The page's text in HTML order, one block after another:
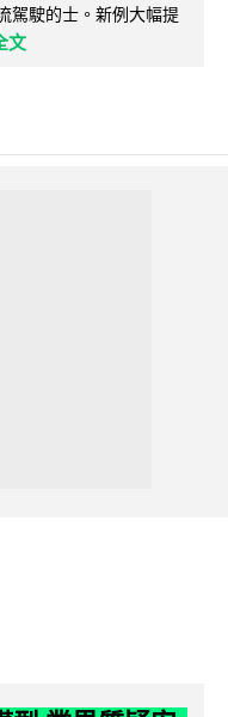
駕駛的士。新例大幅提
文